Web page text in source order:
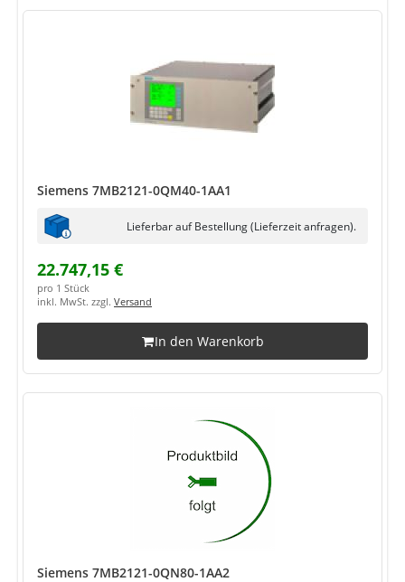
Siemens 7MB2121-0QM40-1AA1
Lieferbar auf Bestellung (Lieferzeit anfragen).
22.747,15 €
pro 1 Stück
inkl. MwSt. zzgl. Versand
In den Warenkorb
Siemens 7MB2121-0QN80-1AA2